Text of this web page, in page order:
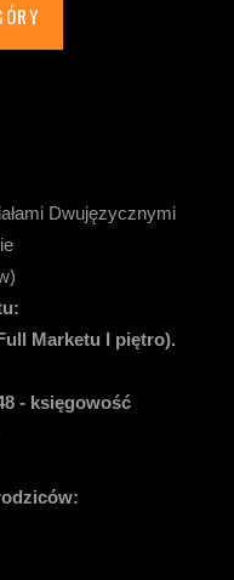
Dwujęzycznymi
Marketu I piętro).
- księgowość